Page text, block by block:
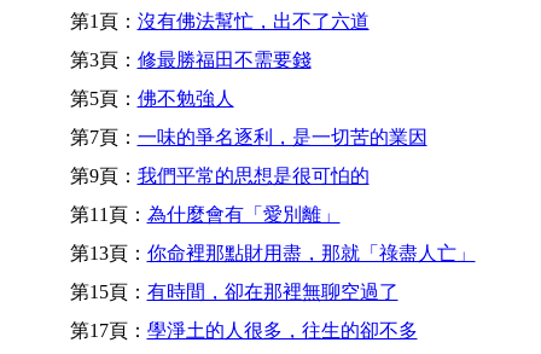
第1頁： 沒有佛法幫忙，出不了六道
第3頁： 修最勝福田不需要錢
第5頁： 佛不勉強人
第7頁： 一味的爭名逐利，是一切苦的業因
第9頁： 我們平常的思想是很可怕的
第11頁： 為什麼會有「愛別離」
第13頁： 你命裡那點財用盡，那就「祿盡人亡」
第15頁： 有時間，卻在那裡無聊空過了
第17頁： 學淨土的人很多，往生的卻不多